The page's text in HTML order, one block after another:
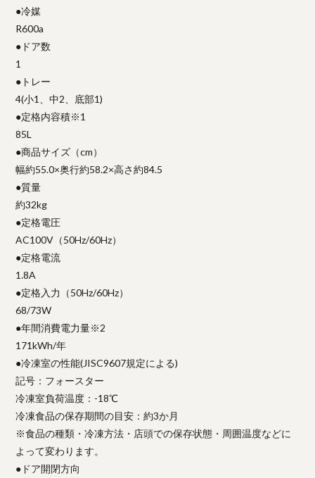
●冷媒
R600a
●ドア数
1
●トレー
4(小1、中2、底部1)
●定格内容積※1
85L
●商品サイズ（cm）
幅約55.0×奥行約58.2×高さ約84.5
●質量
約32kg
●定格電圧
AC100V（50Hz/60Hz）
●定格電流
1.8A
●定格入力（50Hz/60Hz）
68/73W
●年間消費電力量※2
171kWh/年
●冷凍室の性能(JISC9607規定による)
記号：フォースター
冷凍室負荷温度：-18℃
冷凍食品の保存期間の目安：約3か月
※食品の種類・冷凍方法・店頭での保存状態・周囲温度などに
よって変わります。
●ドア開閉方向